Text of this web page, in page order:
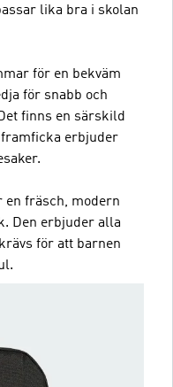
lika bra i skolan
för en bekväm
för snabb och
finns en särskild
erbjuder
en fräsch, modern
Den erbjuder alla
för att barnen